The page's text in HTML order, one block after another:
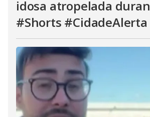
idosa atropelada
#Shorts #CidadeAlerta